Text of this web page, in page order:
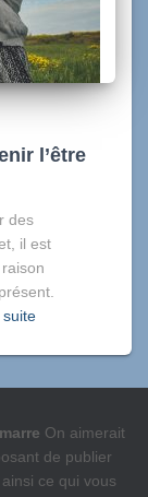
l’être
des
il est
suite
On aimerait
de publier
ce qui vous